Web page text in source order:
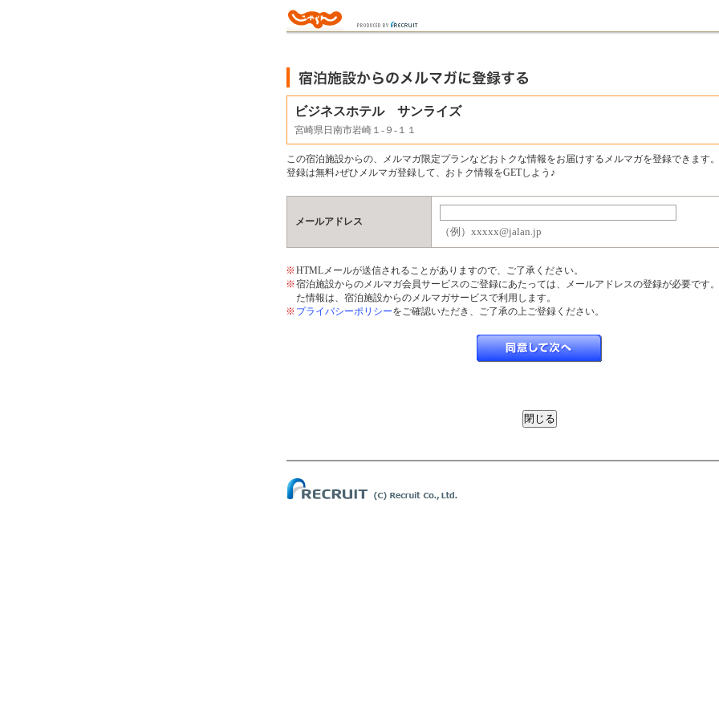
ビジネスホテル サンライズ
宮崎県日南市岩崎１‐９‐１１
この宿泊施設からの、メルマガ限定プランなどおトクな情報をお届けするメルマガを登録できます。
登録は無料♪ぜひメルマガ登録して、おトク情報をGETしよう♪
メールアドレス
（例）xxxxx@jalan.jp
※HTMLメールが送信されることがありますので、ご了承ください。
※宿泊施設からのメルマガ会員サービスのご登録にあたっては、メールアドレスの登録が必要です
た情報は、宿泊施設からのメルマガサービスで利用します。
※ プライバシーポリシーをご確認いただき、ご了承の上ご登録ください。